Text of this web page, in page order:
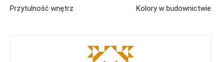
Przytulność wnętrz Kolory w budownictwie